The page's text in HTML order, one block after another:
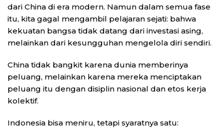
dari China di era modern. Namun dalam semua fase
itu, kita gagal mengambil pelajaran sejati: bahwa
kekuatan bangsa tidak datang dari investasi asing,
melainkan dari kesungguhan mengelola diri sendiri.
China tidak bangkit karena dunia memberinya
peluang, melainkan karena mereka menciptakan
peluang itu dengan disiplin nasional dan etos kerja
kolektif.
Indonesia bisa meniru, tetapi syaratnya satu: